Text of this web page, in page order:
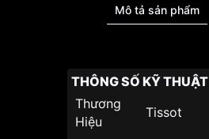
Mô tả sản phẩm
THÔNG SỐ KỸ THUẬT
Thương
Hiệu
Tissot